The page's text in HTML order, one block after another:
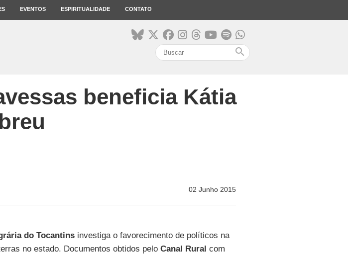
EVENTOS ESPIRITUALIDADE CONTATO
search
beneficia Kátia
02 Junho 2015
do Tocantinsinvestiga o favorecimento de políticos na
no estado. Documentos obtidos pelo Canal Rural com